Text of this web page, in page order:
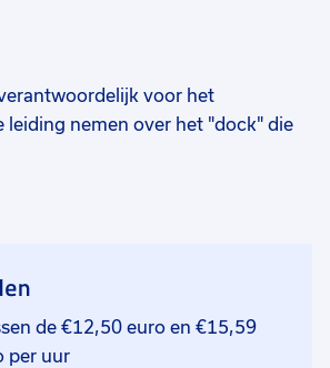
voor het
leiding nemen over het "dock" die
zorgt ervoor dat wanneer
die zijn woordje klaar heeft
en loopt een discussie niet uit
de €12,50 euro en €15,59
per uur